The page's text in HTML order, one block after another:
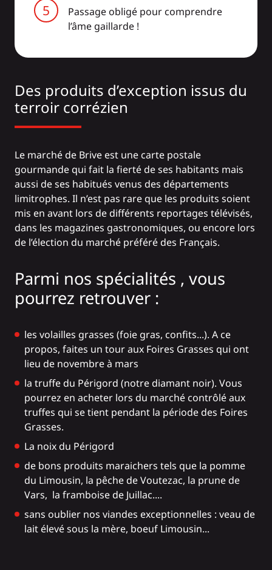
Passage obligé pour comprendre
l’âme gaillarde !
Des produits d’exception issus du
terroir corrézien
Le marché de Brive est une carte postale
gourmande qui fait la fierté de ses habitants mais
aussi de ses habitués venus des départements
limitrophes. Il n’est pas rare que les produits soient
mis en avant lors de différents reportages télévisés,
dans les magazines gastronomiques, ou encore lors
de l’élection du marché préféré des Français.
Parmi nos spécialités , vous
pourrez retrouver :
les volailles grasses (foie gras, confits...). A ce
propos, faites un tour aux Foires Grasses qui ont
lieu de novembre à mars
la truffe du Périgord (notre diamant noir). Vous
pourrez en acheter lors du marché contrôlé aux
truffes qui se tient pendant la période des Foires
Grasses.
La noix du Périgord
de bons produits maraichers tels que la pomme
du Limousin, la pêche de Voutezac, la prune de
Vars, la framboise de Juillac....
sans oublier nos viandes exceptionnelles : veau de
lait élevé sous la mère, boeuf Limousin...